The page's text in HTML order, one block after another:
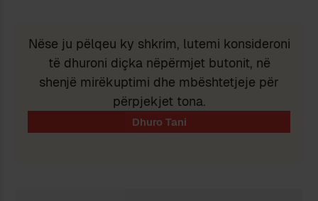
Nëse ju pëlqeu ky shkrim, lutemi konsideroni
të dhuroni diçka nëpërmjet butonit, në
shenjë mirëkuptimi dhe mbështetjeje për
përpjekjet tona.